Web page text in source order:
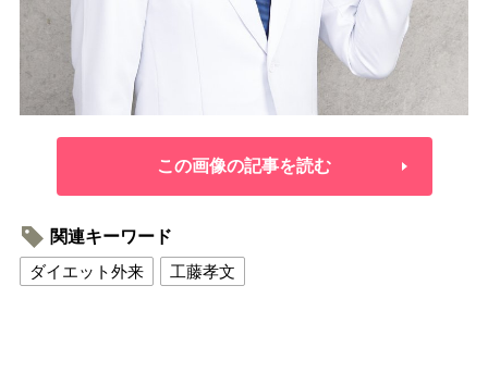
この画像の記事を読む
関連キーワード
ダイエット外来
工藤孝文